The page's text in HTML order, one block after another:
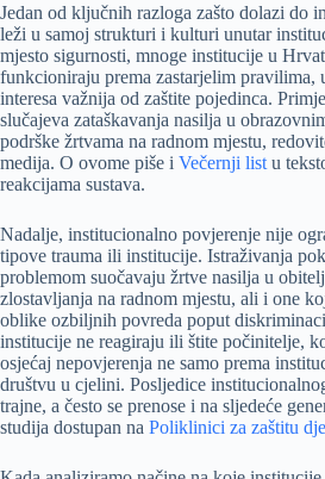
Jedan od ključnih razloga zašto dolazi do
leži u samoj strukturi i kulturi unutar
mjesto sigurnosti, mnoge institucije u
funkcioniraju prema zastarjelim pravilima,
interesa važnija od zaštite pojedinca.
slučajeva zataškavanja nasilja u
podrške žrtvama na radnom mjestu,
medija. O ovome piše i Večernji list u
reakcijama sustava.
Nadalje, institucionalno povjerenje nije
tipove trauma ili institucije. Istraživanja
problemom suočavaju žrtve nasilja u
zlostavljanja na radnom mjestu, ali i one
oblike ozbiljnih povreda poput
institucije ne reagiraju ili štite počinitelje,
osjećaj nepovjerenja ne samo prema
društvu u cjelini. Posljedice
trajne, a često se prenose i na sljedeće
studija dostupan na Poliklinici za zaštitu